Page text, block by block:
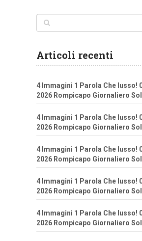
Articoli recenti
4 Immagini 1 Parola Che lusso!
2026 Rompicapo Giornaliero
4 Immagini 1 Parola Che lusso!
2026 Rompicapo Giornaliero
4 Immagini 1 Parola Che lusso!
2026 Rompicapo Giornaliero
4 Immagini 1 Parola Che lusso!
2026 Rompicapo Giornaliero
4 Immagini 1 Parola Che lusso!
2026 Rompicapo Giornaliero